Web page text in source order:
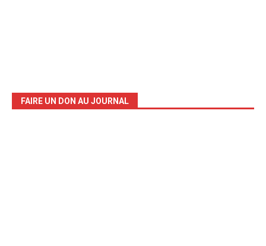
FAIRE UN DON AU JOURNAL